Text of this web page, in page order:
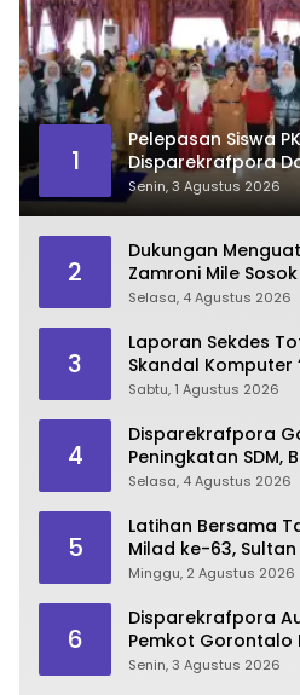
1
Pelepasan Siswa
Disparekrafpora
Pariwisata Unggul
Senin, 3 Agustus 2026
2
Dukungan
Zamroni Mile
Pembangunan
Selasa, 4 Agustus 2026
3
Laporan Sekdes
Skandal Komputer
Sabtu, 1 Agustus 2026
4
Disparekrafpora
Peningkatan SDM,
Studi S3 bagi
Selasa, 4 Agustus 2026
5
Latihan Bersama
Milad ke-63,
Lestarikan Budaya
Minggu, 2 Agustus 2026
6
Disparekrafpora
Pemkot Gorontalo
2026
Senin, 3 Agustus 2026